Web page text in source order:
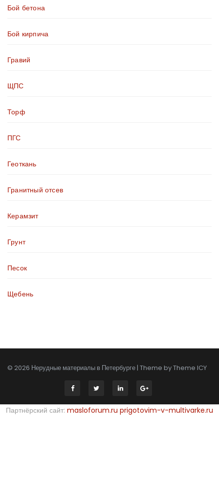
Бой бетона
Бой кирпича
Гравий
ЩПС
Торф
ПГС
Геоткань
Гранитный отсев
Керамзит
Грунт
Песок
Щебень
© 2026 Нерудные материалы в Петербурге | Theme byTheme ICY
Партнёрский сайт: masloforum.ru prigotovim-v-multivarke.ru